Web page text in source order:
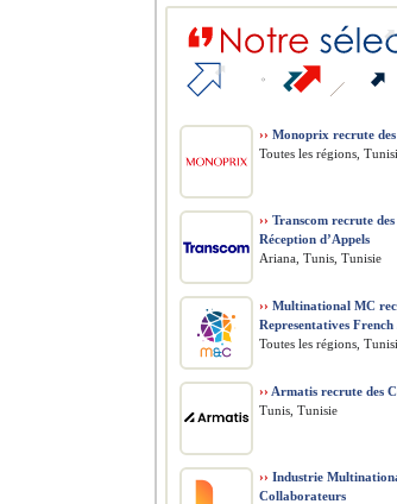
›› Monoprix recrute
Toutes les régions,
›› Transcom recrute
Réception d’Appels
Ariana, Tunis, Tunisie
›› Multinational MC
Representatives French
Toutes les régions,
›› Armatis recrute des
Tunis, Tunisie
›› Industrie
Collaborateurs